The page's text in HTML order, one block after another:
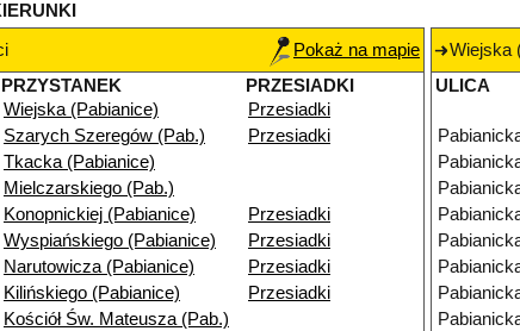
Pokaż na mapie
PRZYSTANEK
PRZESIADKI
Wiejska (Pabianice)
Przesiadki
Szarych Szeregów (Pab.)
Przesiadki
Tkacka (Pabianice)
Mielczarskiego (Pab.)
Konopnickiej (Pabianice)
Przesiadki
Wyspiańskiego (Pabianice)
Przesiadki
Narutowicza (Pabianice)
Przesiadki
Kilińskiego (Pabianice)
Przesiadki
Kościół Św. Mateusza (Pab.)
Wiejska
ULICA